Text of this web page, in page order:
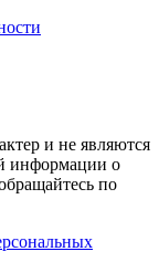
и не являются
информации о
по